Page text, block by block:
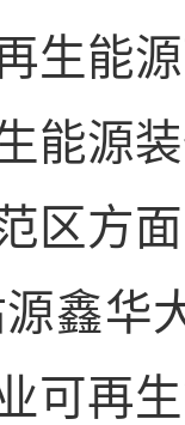
能源
能源
区方
鑫华
可再